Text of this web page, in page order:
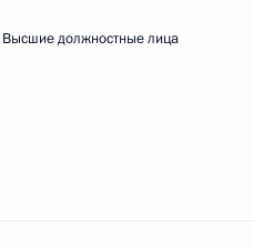
Высшие должностные лица